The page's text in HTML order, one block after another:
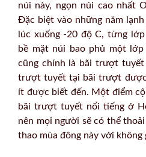
núi này, ngọn núi cao nhất
Đặc biệt vào những năm
lúc xuống -20 độ C, từng
bề mặt núi bao phủ một lớp
cũng chính là bãi trượt
trượt tuyết tại bãi trượt
ít được biết đến. Một điểm
bãi trượt tuyết nổi tiếng ở
nên mọi người sẽ có thể
thao mùa đông này với không